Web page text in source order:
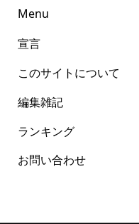
Menu
宣言
このサイトについて
編集雑記
ランキング
お問い合わせ